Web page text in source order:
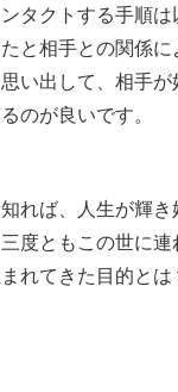
タクトする手順
と相手との関係に
い出して、相手
のが良いです。
れば、人生が輝き
度ともこの世に
れてきた目的とは